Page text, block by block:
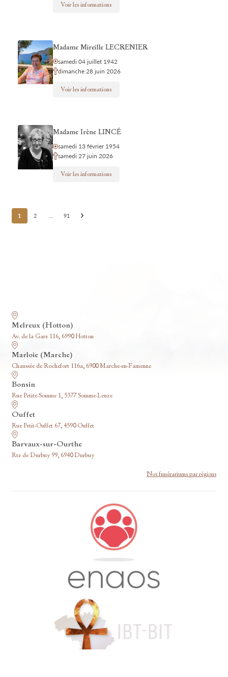
Voir les informations
Madame Mireille LECRENIER
samedi 04 juillet 1942
dimanche 28 juin 2026
Voir les informations
Madame Irène LINCÉ
samedi 13 février 1954
samedi 27 juin 2026
Voir les informations
Posts
pagination
1 2 91
Melreux (Hotton)
Av. de la Gare 116, 6990 Hotton
Marloie (Marche)
Chaussée de Rochefort 116a, 6900 Marche-en-Famenne
Bonsin
Rue Petite-Somme 1, 5377 Somme-Leuze
Ouffet
Rue Petit-Ouffet 67, 4590 Ouffet
Barvaux-sur-Ourthe
Rte de Durbuy 99, 6940 Durbuy
Nos funérariums par régions